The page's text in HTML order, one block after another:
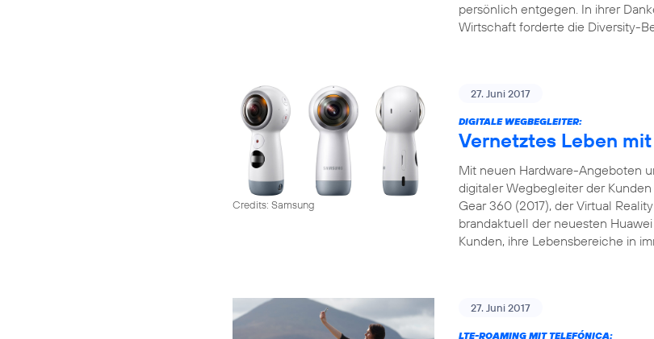
persönlich entgegen. In ihrer
Wirtschaft forderte die Diversity-
Credits: Samsung
27. Juni 2017
DIGITALE WEGBEGLEITER:
Vernetztes Leben
Mit neuen Hardware-Angeboten
digitaler Wegbegleiter der
Gear 360 (2017), der Virtual
brandaktuell der neuesten
Kunden, ihre Lebensbereiche in
27. Juni 2017
LTE-ROAMING MIT TELEFÓNICA: